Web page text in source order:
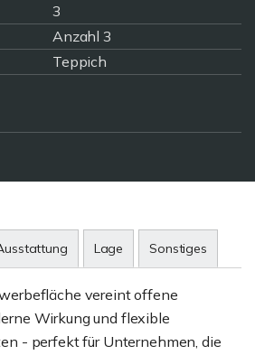
3
Anzahl 3
Teppich
Lage Sonstiges
vereint offene
Wirkung und flexible
- perfekt für Unternehmen, die